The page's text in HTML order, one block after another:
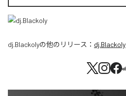
dj.Blackolyの他のリリース： dj.Blackoly